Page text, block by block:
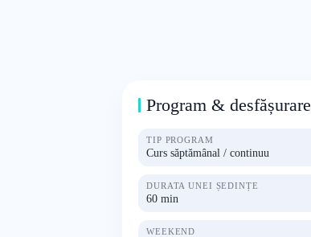
Program & desfășurare
TIP PROGRAM
Curs săptămânal / continuu
DURATA UNEI ȘEDINȚE
60 min
WEEKEND